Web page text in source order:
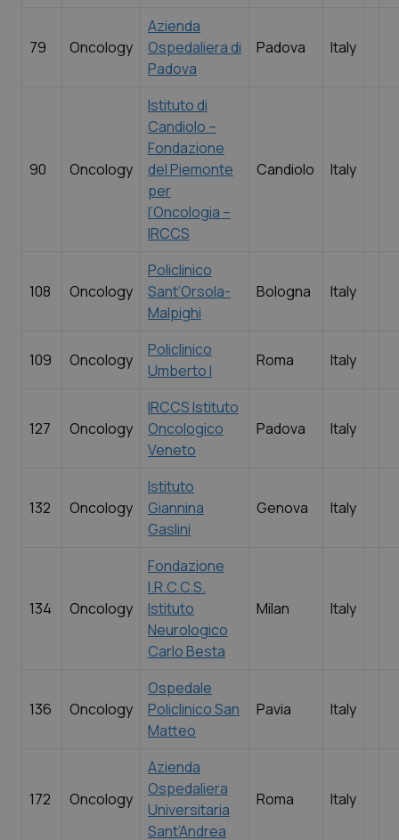
79 Oncology
Azienda
Ospedaliera di
Padova
Padova Italy
90 Oncology
Istituto di
Candiolo –
Fondazione
del Piemonte
per
l’Oncologia –
IRCCS
Candiolo Italy
108 Oncology
Policlinico
Sant’Orsola-
Malpighi
Bologna Italy
109 Oncology
Policlinico
Umberto I
Roma Italy
127 Oncology
IRCCS Istituto
Oncologico
Veneto
Padova Italy
132 Oncology
Istituto
Giannina
Gaslini
Genova Italy
134 Oncology
Fondazione
I.R.C.C.S.
Istituto
Neurologico
Carlo Besta
Milan Italy
136 Oncology
Ospedale
Policlinico San
Matteo
Pavia Italy
172 Oncology
Azienda
Ospedaliera
Universitaria
Sant’Andrea
Roma Italy